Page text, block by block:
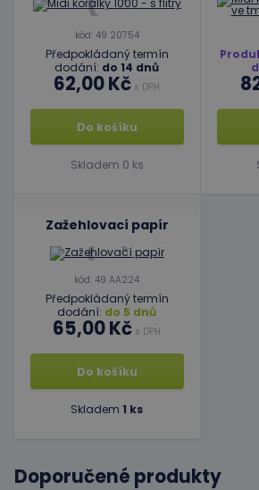
kód: 49 20754
Předpokládaný termín
dodání: do 14 dnů
62,00 Kč s DPH
Do košíku
Skladem 0 ks
Zažehlovací papír
kód: 49 AA224
Předpokládaný termín
dodání: do 5 dnů
65,00 Kč s DPH
Do košíku
Skladem 1 ks
Doporučené produkty